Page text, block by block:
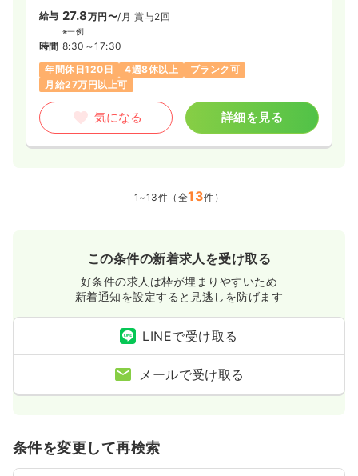
給与 27.8万円〜/月 賞与2回
※一例
時間 8:30～17:30
年間休日120日
4週8休以上
ブランク可
月給27万円以上可
気になる 詳細を見る
1~13件（全13件）
この条件の新着求人を受け取る
好条件の求人は枠が埋まりやすいため
新着通知を設定すると見逃しを防げます
LINEで受け取る
メールで受け取る
条件を変更して再検索